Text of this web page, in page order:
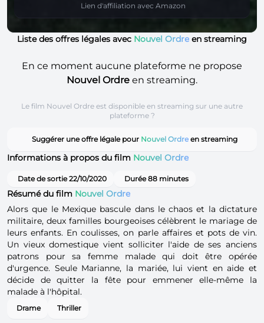
Lien d'affiliation avec Amazon
Liste des offres légales avec Nouvel Ordre en streaming
En ce moment aucune plateforme ne propose
Nouvel Ordre en streaming.
Le film Nouvel Ordre est disponible en streaming sur une autre
plateforme ?
Suggérer une offre légale pour Nouvel Ordreen streaming
Informations à propos du film Nouvel Ordre
Date de sortie 22/10/2020 Durée 88 minutes
Résumé du film Nouvel Ordre
Alors que le Mexique bascule dans le chaos et la dictature
militaire, deux familles bourgeoises célèbrent le mariage de
leurs enfants. En coulisses, on parle affaires et pots de vin.
Un vieux domestique vient solliciter l'aide de ses anciens
patrons pour sa femme malade qui doit être opérée
d'urgence. Seule Marianne, la mariée, lui vient en aide et
décide de quitter la fête pour emmener elle-même la
malade à l'hôpital.
Drame Thriller